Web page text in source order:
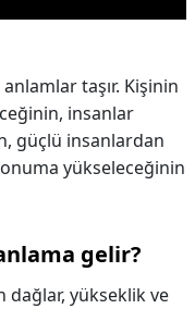
taşır. Kişinin
insanlar
güçlü insanlardan
yükseleceğinin
gelir?
dağlar, yükseklik ve